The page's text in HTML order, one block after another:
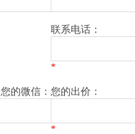
联系电话：
*
您的微信： 您的出价：
*